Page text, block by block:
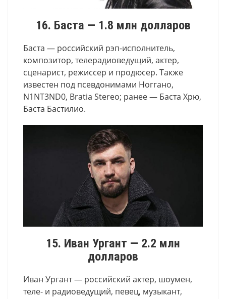
16. Баста — 1.8 млн долларов
Баста — российский рэп-исполнитель,
композитор, телерадиоведущий, актер,
сценарист, режиссер и продюсер. Также
известен под псевдонимами Ноггано,
N1NT3ND0, Bratia Stereo; ранее — Баста Хрю,
Баста Бастилио.
15. Иван Ургант — 2.2 млн
долларов
Иван Ургант — российский актер, шоумен,
теле- и радиоведущий, певец, музыкант,